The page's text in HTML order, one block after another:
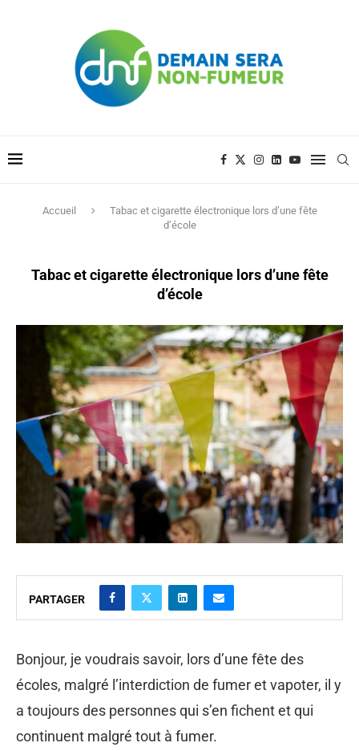
Accueil
Tabac et cigarette électronique lors d’une fête
d’école
Tabac et cigarette électronique lors d’une fête
d’école
PARTAGER
Bonjour, je voudrais savoir, lors d’une fête des
écoles, malgré l’interdiction de fumer et vapoter, il y
a toujours des personnes qui s’en fichent et qui
continuent malgré tout à fumer.